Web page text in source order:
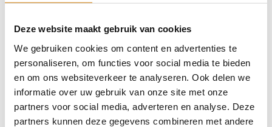
Deze website maakt gebruik van cookies
We gebruiken cookies om content en advertenties te
personaliseren, om functies voor social media te bieden
en om ons websiteverkeer te analyseren. Ook delen we
informatie over uw gebruik van onze site met onze
partners voor social media, adverteren en analyse. Deze
partners kunnen deze gegevens combineren met andere
jonge bijen uit hun cocon zijn gekropen kan dat leiden
tot minder voedselaanbod. Juist deze kieskeurige bijen
kunnen niet zomaar voedsel van een andere plant
gaan verzamelen.
Kortom nog veel te onderzoeken!